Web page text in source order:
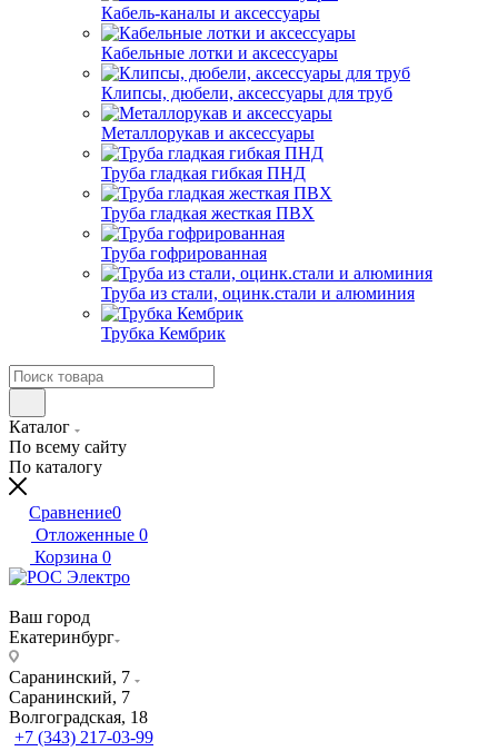
Кабель-каналы и аксессуары
Кабельные лотки и аксессуары
Клипсы, дюбели, аксессуары для труб
Металлорукав и аксессуары
Труба гладкая гибкая ПНД
Труба гладкая жесткая ПВХ
Труба гофрированная
Труба из стали, оцинк.стали и алюминия
Трубка Кембрик
Каталог
По всему сайту
По каталогу
Сравнение0
Отложенные 0
Корзина 0
Ваш город
Екатеринбург
Саранинский, 7
Саранинский, 7
Волгоградская, 18
+7 (343) 217-03-99